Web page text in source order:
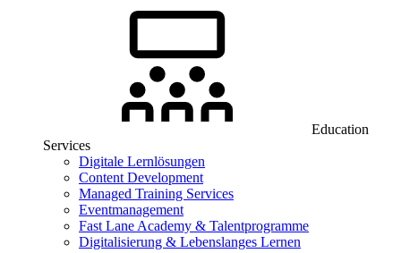
Education
Services
Digitale Lernlösungen
Content Development
Managed Training Services
Eventmanagement
Fast Lane Academy & Talentprogramme
Digitalisierung & Lebenslanges Lernen